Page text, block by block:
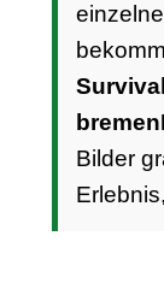
Survival
Bilder